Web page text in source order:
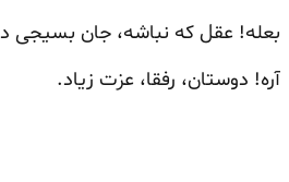
بعله! عقل که نباشه، جان بسیجی
آره! دوستان، رفقا، عزت زیاد.